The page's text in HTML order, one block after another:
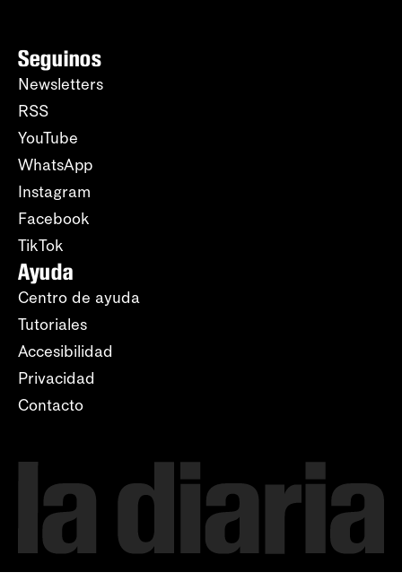
Seguinos
Newsletters
RSS
YouTube
WhatsApp
Instagram
Facebook
TikTok
Ayuda
Centro de ayuda
Tutoriales
Accesibilidad
Privacidad
Contacto